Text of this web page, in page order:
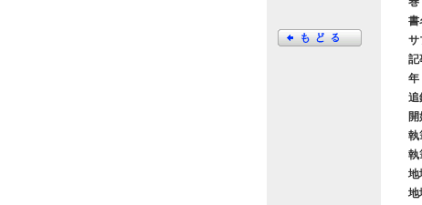
書
サ
記
年
追
執
執
地
地